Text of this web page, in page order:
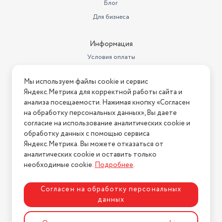
Блог
Для бизнеса
Информация
Условия оплаты
Условия возврата
Нашли ошибку на сайте? Напишите нам
2026 © Интернет-магазин "АстМаркет". У нас есть всё!
Политика конфиденциальности
Разработка сайтаASTDESIGN
Мы используем файлы cookie и сервис
Яндекс.Метрика для корректной работы сайта и
анализа посещаемости. Нажимая кнопку «Согласен
на обработку персональных данных», Вы даете
согласие на использование аналитических cookie и
обработку данных с помощью сервиса
Яндекс.Метрика. Вы можете отказаться от
аналитических cookie и оставить только
необходимые cookie.Подробнее.
Согласен на обработку персональных
данных